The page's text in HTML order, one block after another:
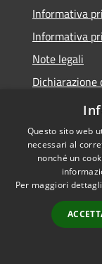
Informativa
Informativa
Note legali
Dichiarazione
Obiettivi di
Accessibilità
Questo sito web
necessari al
nonché un
Per maggiori